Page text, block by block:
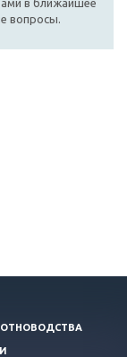
в ближайшее
вопросы.